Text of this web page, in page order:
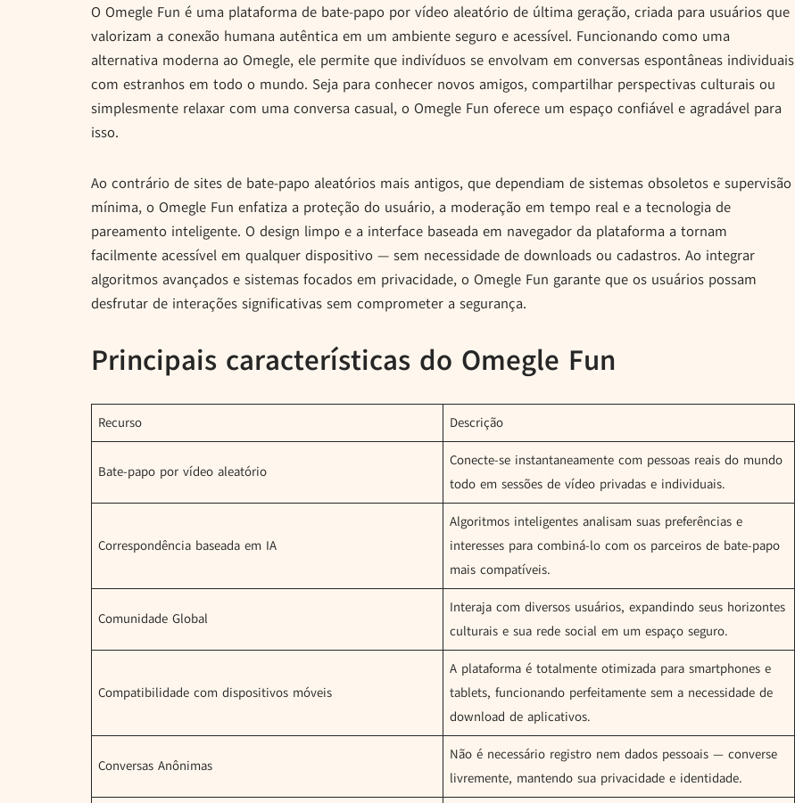
O Omegle Fun é uma plataforma de bate-papo por vídeo aleatório de última geração, criada para usuários que
valorizam a conexão humana autêntica em um ambiente seguro e acessível. Funcionando como uma
alternativa moderna ao Omegle, ele permite que indivíduos se envolvam em conversas espontâneas individuais
com estranhos em todo o mundo. Seja para conhecer novos amigos, compartilhar perspectivas culturais ou
simplesmente relaxar com uma conversa casual, o Omegle Fun oferece um espaço confiável e agradável para
isso.
Ao contrário de sites de bate-papo aleatórios mais antigos, que dependiam de sistemas obsoletos e supervisão
mínima, o Omegle Fun enfatiza a proteção do usuário, a moderação em tempo real e a tecnologia de
pareamento inteligente. O design limpo e a interface baseada em navegador da plataforma a tornam
facilmente acessível em qualquer dispositivo — sem necessidade de downloads ou cadastros. Ao integrar
algoritmos avançados e sistemas focados em privacidade, o Omegle Fun garante que os usuários possam
desfrutar de interações significativas sem comprometer a segurança.
Principais características do Omegle Fun
Recurso Descrição
Bate-papo por vídeo aleatório
Conecte-se instantaneamente com pessoas reais do mundo
todo em sessões de vídeo privadas e individuais.
Correspondência baseada em IA
Algoritmos inteligentes analisam suas preferências e
interesses para combiná-lo com os parceiros de bate-papo
mais compatíveis.
Comunidade Global
Interaja com diversos usuários, expandindo seus horizontes
culturais e sua rede social em um espaço seguro.
Compatibilidade com dispositivos móveis
A plataforma é totalmente otimizada para smartphones e
tablets, funcionando perfeitamente sem a necessidade de
download de aplicativos.
Conversas Anônimas
Não é necessário registro nem dados pessoais — converse
livremente, mantendo sua privacidade e identidade.